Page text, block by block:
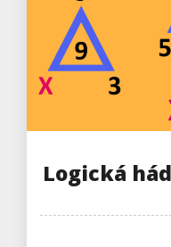
Logická